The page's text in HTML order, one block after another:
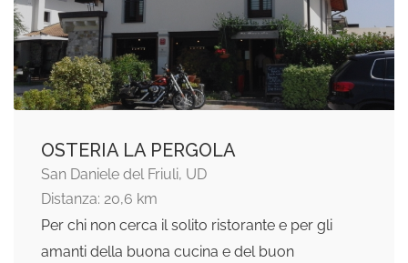
OSTERIA LA PERGOLA
San Daniele del Friuli, UD
Distanza: 20,6 km
Per chi non cerca il solito ristorante e per gli
amanti della buona cucina e del buon